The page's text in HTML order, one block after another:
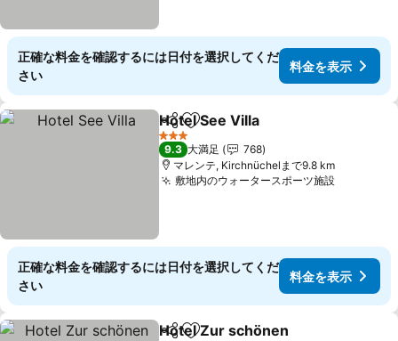
正確な料金を確認するには日付を選択してくだ
さい
料金を表示
シェアお気に入りに追加
Hotel See Villa
3 ホテルのランク
9.3 大満足
768
マレンテ, Kirchnüchelまで9.8 km
敷地内のウォータースポーツ施設
正確な料金を確認するには日付を選択してくだ
さい
料金を表示
Hotel Zur schönen